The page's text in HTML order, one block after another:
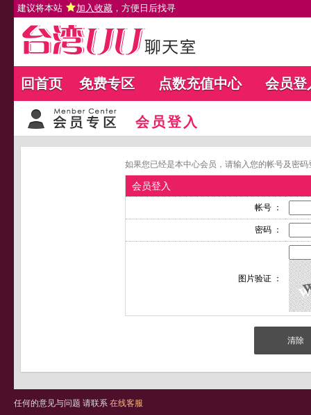
建议将本站 加入收藏 ，方便日后找寻
回首页 免费专区 点数充值中心 会员登
会员登入
如果您已经是本中心会员，请输入您的帐号及密
会员登入
帐号 ：
密码 ：
图片验证 ：
任何的意见与问题 请联系 在线客服